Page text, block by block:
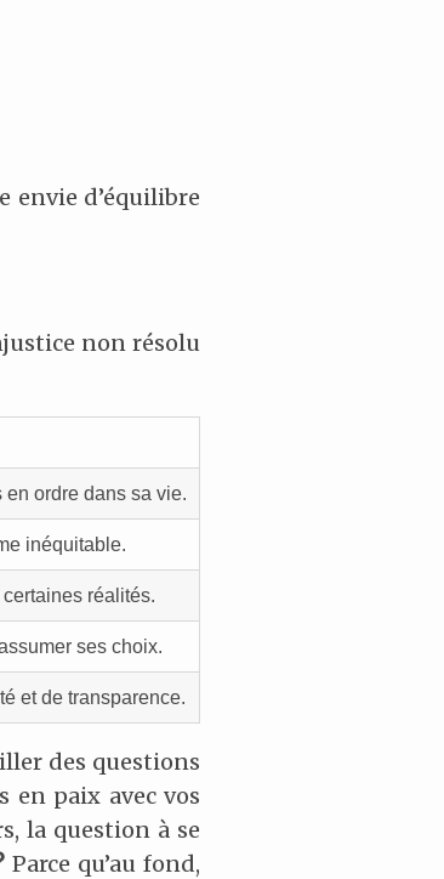
envie d’équilibre
non résolu
ordre dans sa vie.
inéquitable.
réalités.
ses choix.
et de transparence.
des questions
en paix avec vos
la question à se
Parce qu’au fond,